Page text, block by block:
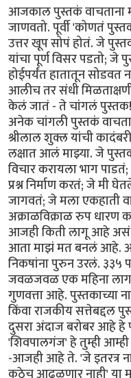
आजकाल पुस्तकं वाचताना
जाणवतो. पूर्वी 'कोणतं
उत्तर खूप सोपं होतं. जे
यांचा पूर्ण विसर पडतो;
होईपर्यंत हातातून सोडवत
आलीच तर संधी
केलं जातं - ते चांगलं
अनेक चांगली पुस्तकं
श्रीलाल शुक्ल यांची
लक्षात आलं माझ्या. जे
विचार करायला भाग
प्रश्न निर्माण करतं; जे मी
जागवतं; जे मला एकहाती
अक्राळविक्राळ रुप धारण
आजही किती लागू आहे
आता माझं मत बनलं आहे.
निकषांना पुरुन उरलं. ३३५
जवळजवळ एक महिना
गुणवत्ता आहे. पुस्तकाच्या
किंवा राजकीय सत्तेबद्दल
दुसरा अंदाज बरोबर आहे हे
'शिवपालगंज' हे तुम्ही
-आजही आहे ते. 'जे इतरत्र